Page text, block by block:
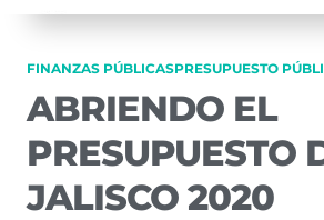
FINANZAS PÚBLICASPRESUPUESTO
ABRIENDO EL
PRESUPUESTO
JALISCO 2020